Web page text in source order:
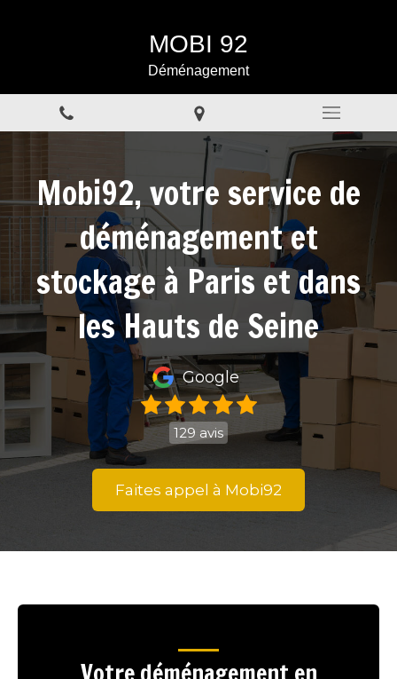
MOBI 92
Déménagement
Mobi92, votre service de
déménagement et
stockage à Paris et dans
les Hauts de Seine
Google
129 avis
Faites appel à Mobi92